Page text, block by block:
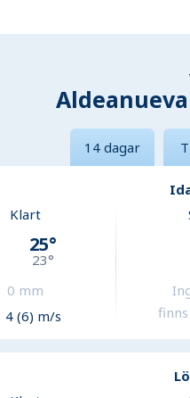
14 dagar
Klart
25°
23°
0 mm
4 (6) m/s